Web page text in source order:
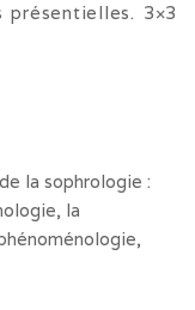
présentielles. 3×3
la sophrologie :
la